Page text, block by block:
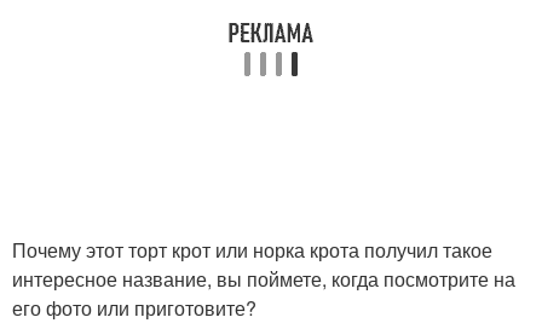
Шоколадно-кокосовый
Торт с заварным
Почему этот торт крот или норка крота получил такое
интересное название, вы поймете, когда посмотрите на
его фото или приготовите?